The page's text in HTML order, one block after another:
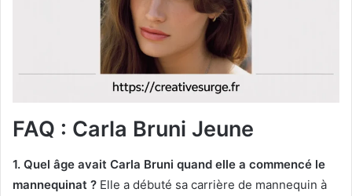
FAQ : Carla Bruni Jeune
1. Quel âge avait Carla Bruni quand elle a commencé le
mannequinat ? Elle a débuté sa carrière de mannequin à